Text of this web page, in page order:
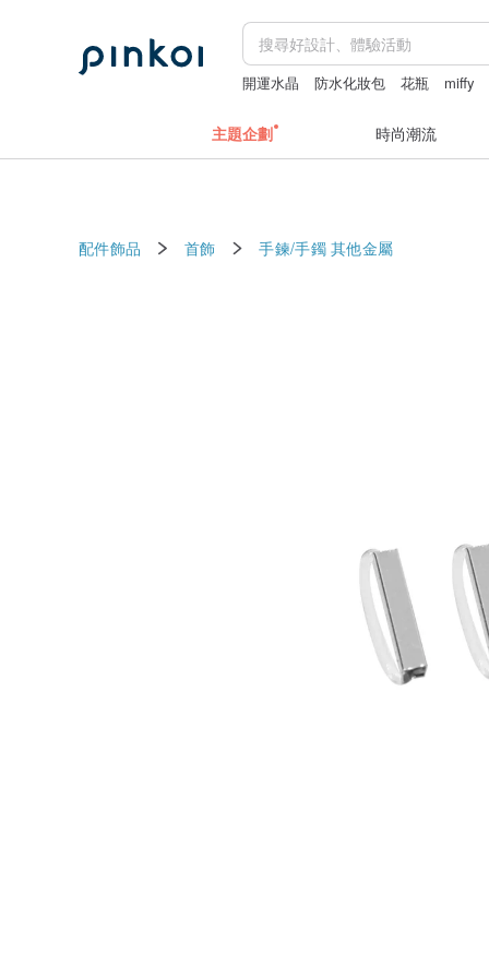
開運水晶 防水化妝包 花瓶 miffy
主題企劃 時尚潮流
配件飾品 首飾 手鍊/手鐲 其他金屬